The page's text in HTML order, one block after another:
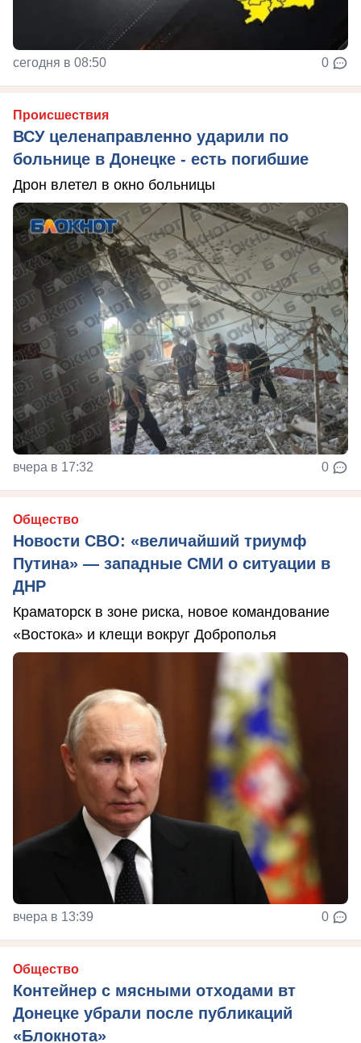
сегодня в 08:50 0
Происшествия
ВСУ целенаправленно ударили по
больнице в Донецке - есть погибшие
Дрон влетел в окно больницы
вчера в 17:32 0
Общество
Новости СВО: «величайший триумф
Путина» — западные СМИ о ситуации в
ДНР
Краматорск в зоне риска, новое командование
«Востока» и клещи вокруг Доброполья
вчера в 13:39 0
Общество
Контейнер с мясными отходами вт
Донецке убрали после публикаций
«Блокнота»